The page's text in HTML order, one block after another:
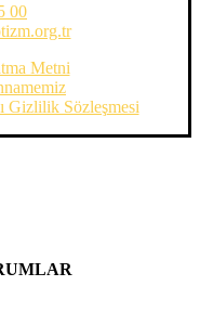
00
Metni
Gizlilik Sözleşmesi